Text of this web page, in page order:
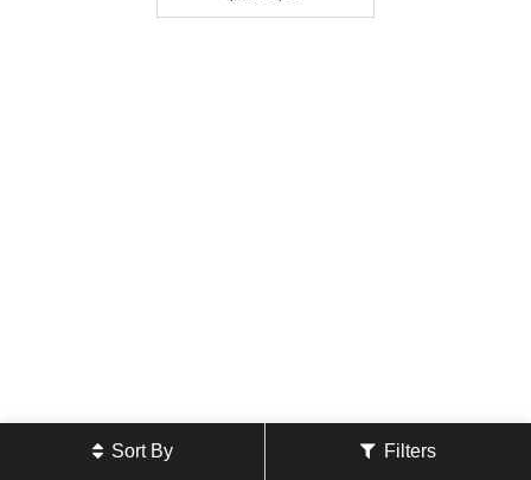
Sort By Filters